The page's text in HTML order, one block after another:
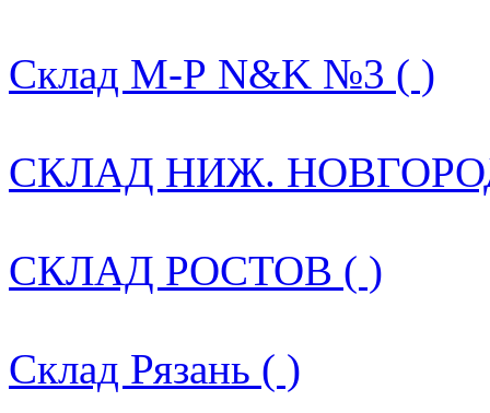
Склад М-Р N&K №3 ( )
СКЛАД НИЖ.
СКЛАД РОСТОВ ( )
Склад Рязань ( )